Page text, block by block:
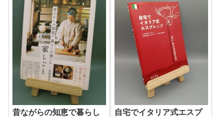
昔ながらの知恵で暮らし
自宅でイタリア式エスプ